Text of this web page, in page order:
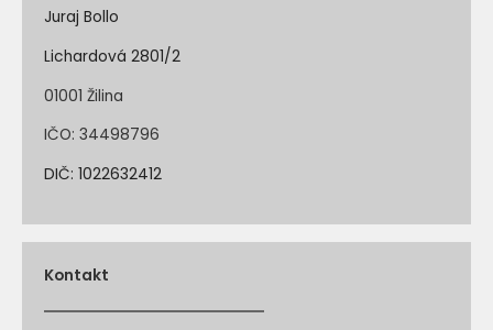
Juraj Bollo
Lichardová 2801/2
01001 Žilina
IČO: 34498796
DIČ: 1022632412
Kontakt